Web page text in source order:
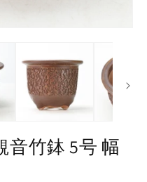
竹鉢 5号 幅